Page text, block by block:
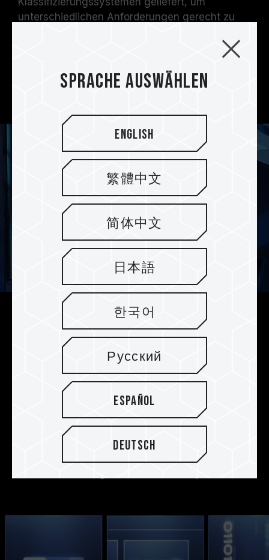
unterschiedlichen Anforderungen gerecht zu
unterstützt DRAM Caching und SLC Caching,
während T-FORCE G70 PCIe 4.0 SSD nur SLC
Caching unterstützt. Wählen Sie das System,
Verschiedene
Wärmeableitungsmodule für
unterschiedliche Anforderungen
Die SSDs bieten zwei Wärmeableitungsmodule,
die den PS5-Konsolenvorschriften für
Kühlkörper entsprechen: den patentierten
ultradünnen Graphen-Kühlkörper und den
brandneuen Wärmespreizer aus
Aluminiumlegierung. Wählen Sie das Modul, das
Sprache auswählen
English
繁體中文
简体中文
日本語
한국어
Русский
Español
Deutsch